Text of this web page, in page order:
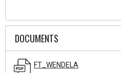
DOCUMENTS
FT_WENDELA